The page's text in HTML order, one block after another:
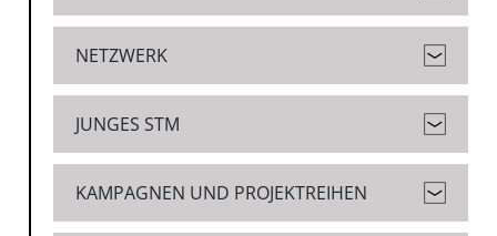
NETZWERK
JUNGES STM
KAMPAGNEN UND PROJEKTREIHEN